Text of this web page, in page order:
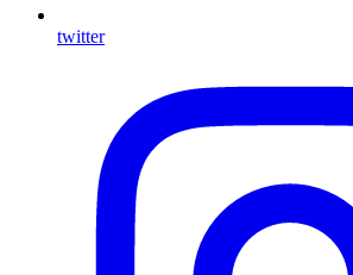
twitter